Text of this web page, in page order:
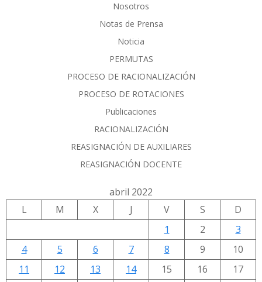
Nosotros
Notas de Prensa
Noticia
PERMUTAS
PROCESO DE RACIONALIZACIÓN
PROCESO DE ROTACIONES
Publicaciones
RACIONALIZACIÓN
REASIGNACIÓN DE AUXILIARES
REASIGNACIÓN DOCENTE
abril 2022
L
M X J V S
D
1
2
3
4
5 6 7 8 9
10
11
12 13 14 15 16
17